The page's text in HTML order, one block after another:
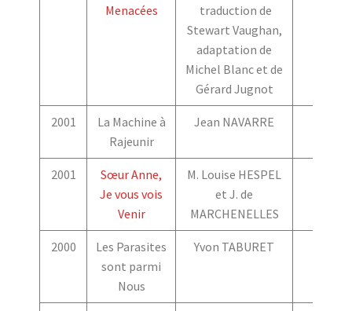
Menacées
traduction de
Stewart Vaughan,
adaptation de
Michel Blanc et de
Gérard Jugnot
2001
La Machine à
Rajeunir
Jean NAVARRE
2001
Sœur Anne,
Je vous vois
Venir
M. Louise HESPEL
et J. de
MARCHENELLES
2000
Les Parasites
sont parmi
Nous
Yvon TABURET